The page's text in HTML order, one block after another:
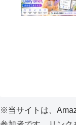
※当サイトは、